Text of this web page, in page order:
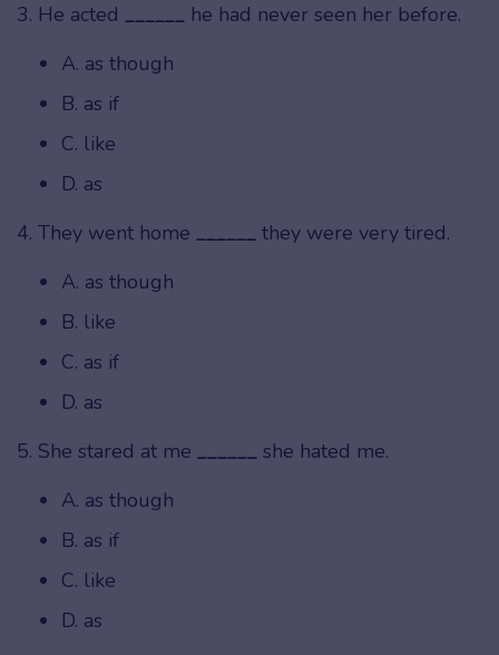
3. He acted ______ he had never seen her before.
A. as though
B. as if
C. like
D. as
4. They went home ______ they were very tired.
A. as though
B. like
C. as if
D. as
5. She stared at me ______ she hated me.
A. as though
B. as if
C. like
D. as